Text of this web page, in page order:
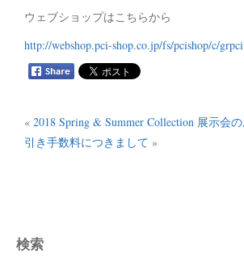
ウェブショップはこちらから
http://webshop.pci-shop.co.jp/fs/pcishop/c/grpci
« 2018 Spring & Summer Collection 展示会
引き手数料につきまして »
検索